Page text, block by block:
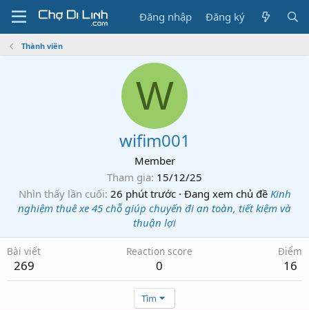
Đăng nhập Đăng ký
Thành viên
W
wifim001
Member
Tham gia 15/12/25
Nhìn thấy lần cuối 26 phút trước · Đang xem chủ đề Kinh
nghiệm thuê xe 45 chỗ giúp chuyến đi an toàn, tiết kiệm và
thuận lợi
Bài viết
269
Reaction score
0
Điểm
16
Tìm